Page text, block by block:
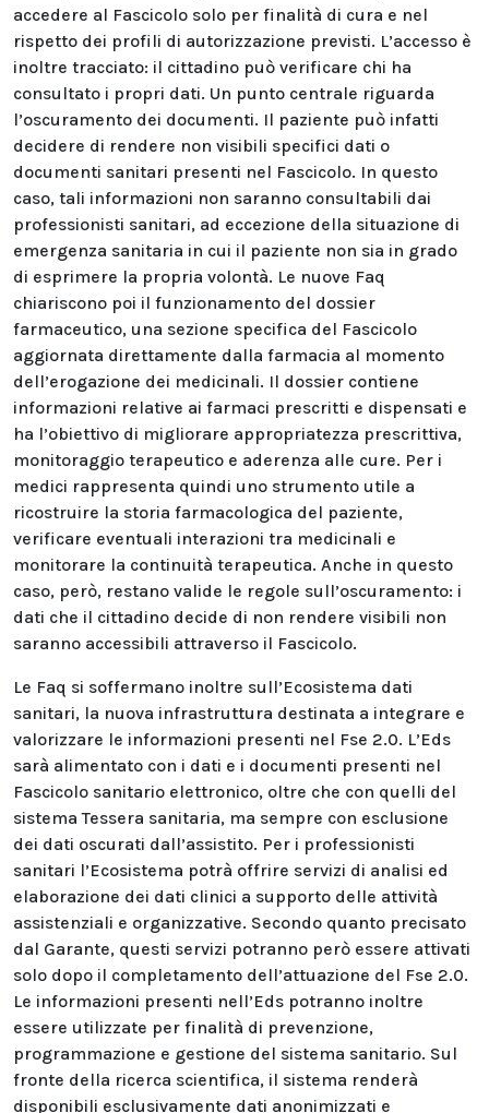
accedere al Fascicolo solo per finalità di cura e nel
rispetto dei profili di autorizzazione previsti. L’accesso è
inoltre tracciato: il cittadino può verificare chi ha
consultato i propri dati. Un punto centrale riguarda
l’oscuramento dei documenti. Il paziente può infatti
decidere di rendere non visibili specifici dati o
documenti sanitari presenti nel Fascicolo. In questo
caso, tali informazioni non saranno consultabili dai
professionisti sanitari, ad eccezione della situazione di
emergenza sanitaria in cui il paziente non sia in grado
di esprimere la propria volontà. Le nuove Faq
chiariscono poi il funzionamento del dossier
farmaceutico, una sezione specifica del Fascicolo
aggiornata direttamente dalla farmacia al momento
dell’erogazione dei medicinali. Il dossier contiene
informazioni relative ai farmaci prescritti e dispensati e
ha l’obiettivo di migliorare appropriatezza prescrittiva,
monitoraggio terapeutico e aderenza alle cure. Per i
medici rappresenta quindi uno strumento utile a
ricostruire la storia farmacologica del paziente,
verificare eventuali interazioni tra medicinali e
monitorare la continuità terapeutica. Anche in questo
caso, però, restano valide le regole sull’oscuramento: i
dati che il cittadino decide di non rendere visibili non
saranno accessibili attraverso il Fascicolo.
Le Faq si soffermano inoltre sull’Ecosistema dati
sanitari, la nuova infrastruttura destinata a integrare e
valorizzare le informazioni presenti nel Fse 2.0. L’Eds
sarà alimentato con i dati e i documenti presenti nel
Fascicolo sanitario elettronico, oltre che con quelli del
sistema Tessera sanitaria, ma sempre con esclusione
dei dati oscurati dall’assistito. Per i professionisti
sanitari l’Ecosistema potrà offrire servizi di analisi ed
elaborazione dei dati clinici a supporto delle attività
assistenziali e organizzative. Secondo quanto precisato
dal Garante, questi servizi potranno però essere attivati
solo dopo il completamento dell’attuazione del Fse 2.0.
Le informazioni presenti nell’Eds potranno inoltre
essere utilizzate per finalità di prevenzione,
programmazione e gestione del sistema sanitario. Sul
fronte della ricerca scientifica, il sistema renderà
disponibili esclusivamente dati anonimizzati e